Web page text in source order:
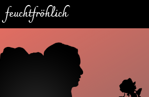
feuchtfröhlich